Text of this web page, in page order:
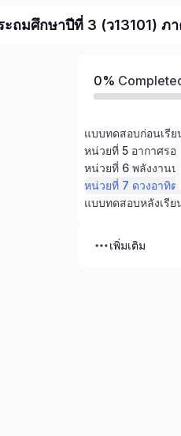
ถมศึกษาปีที่ 3 (ว13101) ภ
0%
แบบทดสอบก่อนเรีย
หน่วยที่ 5 อากาศรอบ
หน่วยที่ 6 พลังงานบ
หน่วยที่ 7 ดวงอาทิต
แบบทดสอบหลังเรีย
เพิ่มเติม